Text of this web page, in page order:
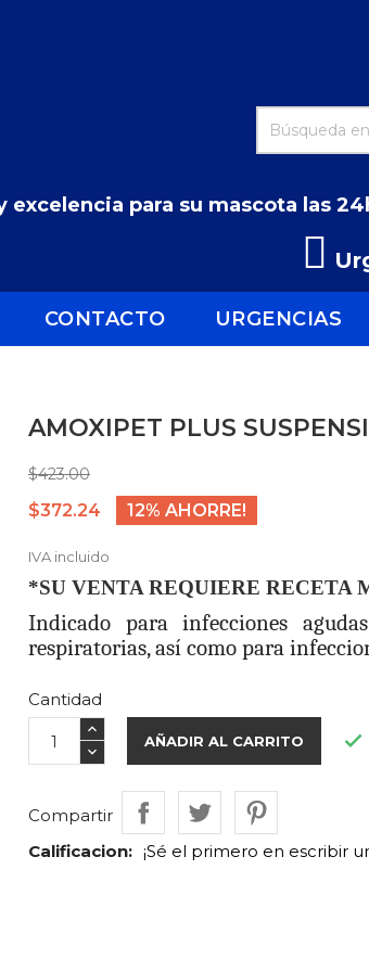
para su mascota las
CONTACTO URGENCIAS
AMOXIPET PLUS
$423.00
$372.24 12% AHORRE!
IVA incluido
*SU VENTA REQUIERE RECETA
Indicado para infecciones
respiratorias, así como para
Cantidad
AÑADIR AL CARRITO 
Compartir
Calificacion: ¡Sé el primero en escribir